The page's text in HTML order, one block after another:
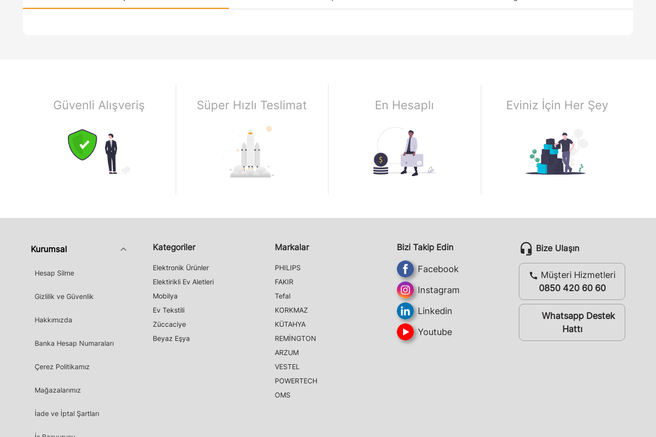
Güvenli Alışveriş Süper Hızlı Teslimat En Hesaplı Eviniz İçin Her Şey
Kurumsal keyboard_arrow_down
Hesap Silme
Gizlilik ve Güvenlik
Hakkımızda
Banka Hesap Numaraları
Çerez Politikamız
Mağazalarımız
İade ve İptal Şartları
Kategoriler
Elektronik Ürünler
Elektirikli Ev Aletleri
Mobilya
Ev Tekstili
Züccaciye
Beyaz Eşya
Markalar
PHILIPS
FAKIR
Tefal
KORKMAZ
KÜTAHYA
REMİNGTON
ARZUM
VESTEL
POWERTECH
OMS
Bizi Takip Edin
Facebook
Instagram
Linkedin
Youtube
headset_mic Bize Ulaşın
call Müşteri Hizmetleri
0850 420 60 60
whatsappWhatsapp Destek
Hattı